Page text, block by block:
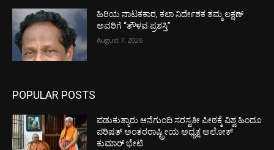
ಹಿರಿಯ ನಾಟಕಕಾರ, ಕಲಾ ನಿರ್ದೇಶಕ ತಮ್ಮ ಲಕ್ಷಣ್
ಅವರಿಗೆ “ತೌಳವ ಪ್ರಶಸ್ತಿ”
August 7, 2026
POPULAR POSTS
ಪಡುಕುತ್ಯಾರು ಆನೆಗುಂದಿ ಸರಸ್ವತೀ ಪೀಠಕ್ಕೆ ವಿಶ್ವ ಹಿಂದೂ
ಪರಿಷತ್ ಅಂತರರಾಷ್ಟ್ರೀಯ ಅಧ್ಯಕ್ಷ ಅಲೋಕ್
ಕುಮಾರ್ ಭೇಟಿ